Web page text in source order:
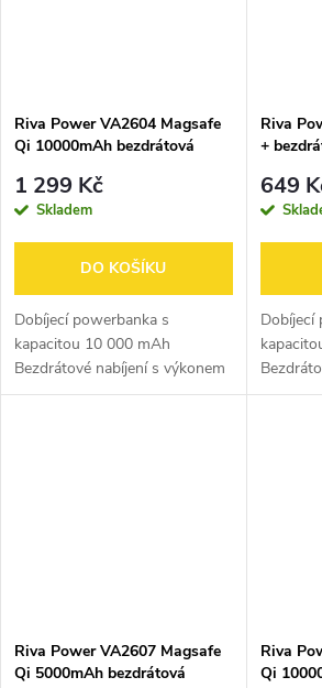
Riva Power VA2604 Magsafe
Qi 10000mAh bezdrátová
20W s držákem, černá
1 299 Kč
Skladem
DO KOŠÍKU
Dobíjecí powerbanka s
kapacitou 10 000 mAh
Bezdrátové nabíjení s výkonem
až 15 W Maximální výstupní
Riva
+
649
Dobíjecí
5 W
Riva Power VA2607 Magsafe
Qi 5000mAh bezdrátová
Riva
Qi